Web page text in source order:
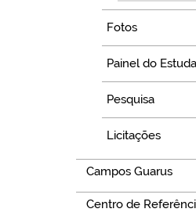
Fotos
Painel do
Pesquisa
Licitações
Campos Guarus
Centro de